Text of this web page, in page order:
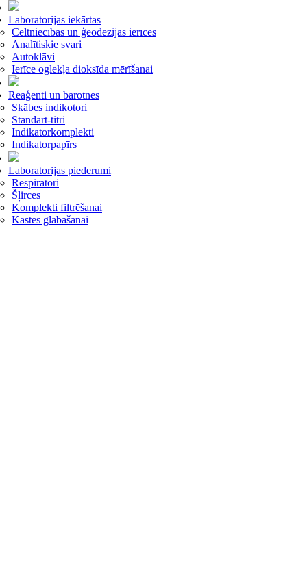
Laboratorijas iekārtas
Celtniecības un ģeodēzijas ierīces
Analītiskie svari
Autoklāvi
Ierīce oglekļa dioksīda mērīšanai
Reaģenti un barotnes
Skābes indikotori
Standart-titri
Indikatorkomplekti
Indikatorpapīrs
Laboratorijas piederumi
Respiratori
Šļirces
Komplekti filtrēšanai
Kastes glabāšanai